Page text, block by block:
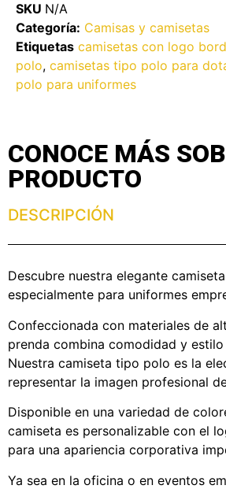
SKU N/A
Categoría: Camisas y camisetas
Etiquetas camisetas con logo
polo, camisetas tipo polo para
polo para uniformes
CONOCE MÁS
PRODUCTO
DESCRIPCIÓN
Descubre nuestra elegante
especialmente para uniformes
Confeccionada con materiales de
prenda combina comodidad y
Nuestra camiseta tipo polo es la
representar la imagen profesional
Disponible en una variedad de
camiseta es personalizable con el
para una apariencia corporativa
Ya sea en la oficina o en eventos